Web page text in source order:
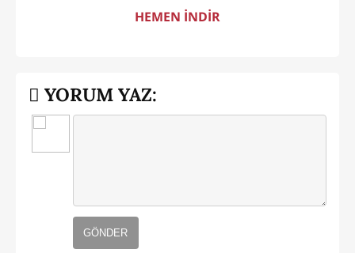
HEMEN İNDİR
YORUM YAZ:
GÖNDER